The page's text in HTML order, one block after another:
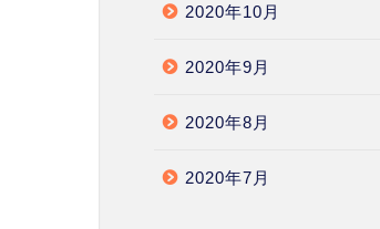
2020年10月
2020年9月
2020年8月
2020年7月